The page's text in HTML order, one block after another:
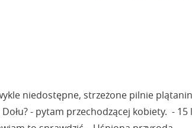
niedostępne, strzeżone pilnie
- pytam przechodzącej kobiety. - 15